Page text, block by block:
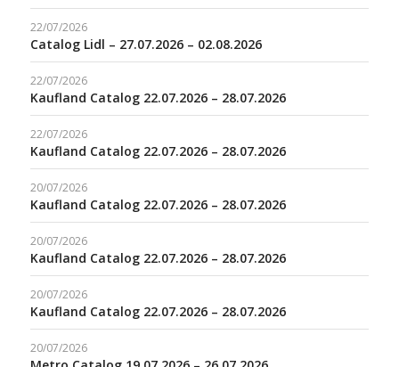
22/07/2026
Catalog Lidl – 27.07.2026 – 02.08.2026
22/07/2026
Kaufland Catalog 22.07.2026 – 28.07.2026
22/07/2026
Kaufland Catalog 22.07.2026 – 28.07.2026
20/07/2026
Kaufland Catalog 22.07.2026 – 28.07.2026
20/07/2026
Kaufland Catalog 22.07.2026 – 28.07.2026
20/07/2026
Kaufland Catalog 22.07.2026 – 28.07.2026
20/07/2026